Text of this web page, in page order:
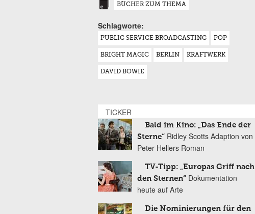
BÜCHER ZUM THEMA
Schlagworte:
PUBLIC SERVICE BROADCASTING POP
BRIGHT MAGIC BERLIN KRAFTWERK
DAVID BOWIE
TICKER
Bald im Kino: „Das Ende der
Sterne“ Ridley Scotts Adaption von
Peter Hellers Roman
TV-Tipp: „Europas Griff nach
den Sternen“ Dokumentation
heute auf Arte
Die Nominierungen für den